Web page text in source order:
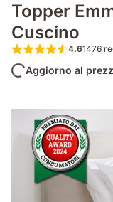
Topper
Cuscino
4.6 su
4.61476
Aggiorno al